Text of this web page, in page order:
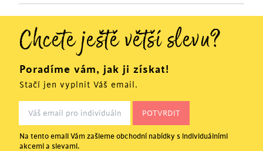
Chcete ještě větší slevu?
Poradíme vám, jak ji získat!
Stačí jen vyplnit Váš email.
Na tento email Vám zašleme obchodní nabídky s individuálními
akcemi a slevami.